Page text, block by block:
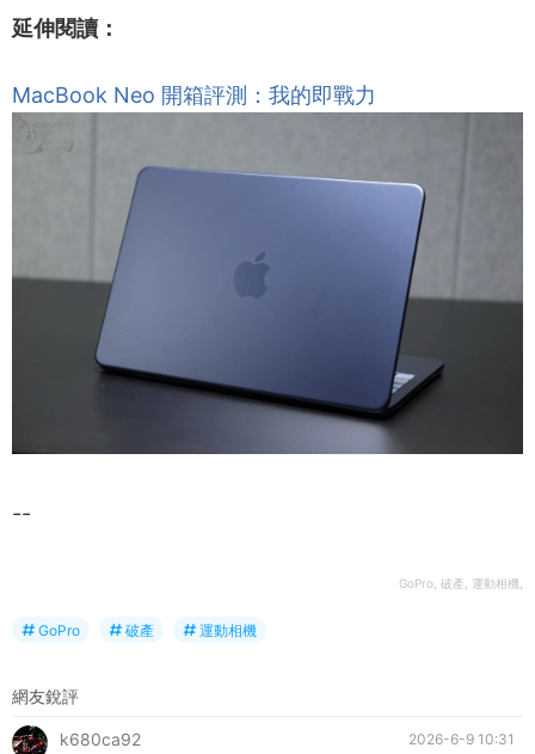
延伸閱讀：
MacBook Neo 開箱評測：我的即戰力
--
GoPro, 破產, 運動相機,
GoPro 破產 運動相機
網友銳評
2026-6-9 10:31
k680ca92